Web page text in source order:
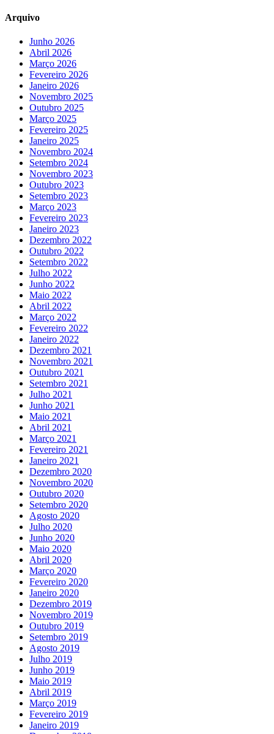
Arquivo
Junho 2026
Abril 2026
Março 2026
Fevereiro 2026
Janeiro 2026
Novembro 2025
Outubro 2025
Março 2025
Fevereiro 2025
Janeiro 2025
Novembro 2024
Setembro 2024
Novembro 2023
Outubro 2023
Setembro 2023
Março 2023
Fevereiro 2023
Janeiro 2023
Dezembro 2022
Outubro 2022
Setembro 2022
Julho 2022
Junho 2022
Maio 2022
Abril 2022
Março 2022
Fevereiro 2022
Janeiro 2022
Dezembro 2021
Novembro 2021
Outubro 2021
Setembro 2021
Julho 2021
Junho 2021
Maio 2021
Abril 2021
Março 2021
Fevereiro 2021
Janeiro 2021
Dezembro 2020
Novembro 2020
Outubro 2020
Setembro 2020
Agosto 2020
Julho 2020
Junho 2020
Maio 2020
Abril 2020
Março 2020
Fevereiro 2020
Janeiro 2020
Dezembro 2019
Novembro 2019
Outubro 2019
Setembro 2019
Agosto 2019
Julho 2019
Junho 2019
Maio 2019
Abril 2019
Março 2019
Fevereiro 2019
Janeiro 2019